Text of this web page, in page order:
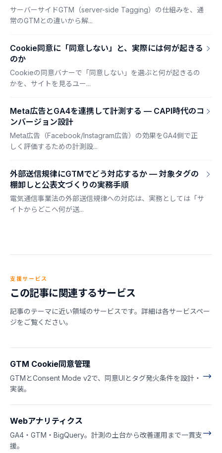
サーバーサイドGTM（server-side Tagging）の仕組みを、通
常のGTMとの違いから解...
Cookie同意に「同意しない」と、実際には何が起きる
のか
Cookieの同意バナーで「同意しない」を選ぶと何が起きるの
かを、サイトを見るユー...
Meta広告とGA4を連携して計測する — CAPI時代のコ
ンバージョン設計
Meta広告（Facebook/Instagram広告）の効果をGA4側で正
しく評価するための計測設...
外部送信規律にGTMでどう対応するか — 対象タグの
棚卸しと公表文づくりの実務手順
電気通信事業法の外部送信規律への対応は、実務としては「サ
イトからどこへ何が送...
支援サービス
この記事に関連するサービス
記事のテーマに近い領域のサービスです。詳細は各サービスペー
ジをご覧ください。
GTM Cookie同意管理
GTMとConsent Mode v2で、同意UIとタグ発火条件を設計・
実装。
Webアナリティクス
GA4・GTM・BigQuery。計測の土台から改善運用まで一貫支
援。